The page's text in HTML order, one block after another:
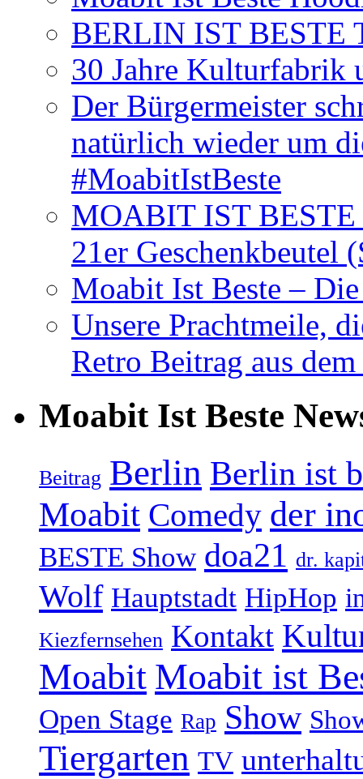
BERLIN IST BESTE
30 Jahre Kulturfabrik
Der Bürgermeister
natürlich wieder um
#MoabitIstBeste
MOABIT IST BESTE
21er Geschenkbeutel
Moabit Ist Beste –
Unsere Prachtmeile,
Retro Beitrag aus
Moabit Ist Beste
Beitrag Berlin Berlin ist
Moabit Comedy der
BESTE Show doa21 dr.
Wolf Hauptstadt HipHop
Kiezfernsehen Kontakt
Moabit Moabit ist
Open Stage Rap Show
Tiergarten TV